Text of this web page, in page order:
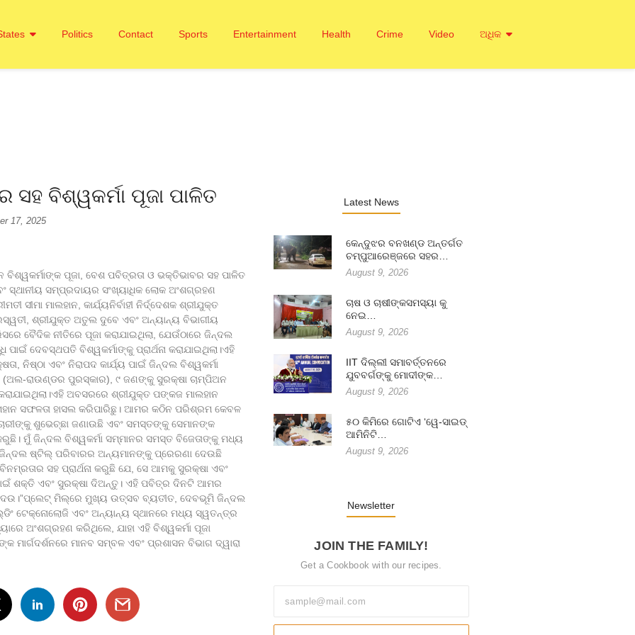
Politics Contact Sports Entertainment Health Crime Video ଅଧିକ
ବିଶ୍ୱକର୍ମା ପୂଜା ପାଳିତ
17, 2025
ପୂଜା, ବେଶ ପବିତ୍ରତା ଓ ଭକ୍ତିଭାବର ସହ ପାଳିତ
ସ୍ଥାନୀୟ ସମ୍ପ୍ରଦାୟର ସଂଖ୍ୟାଧିକ ଲୋକ ଅଂଶଗ୍ରହଣ
ମାଲହାନ, କାର୍ଯ୍ୟନିର୍ବାହୀ ନିର୍ଦ୍ଦେଶକ ଶ୍ରୀଯୁକ୍ତ
ଶ୍ରୀଯୁକ୍ତ ଅତୁଲ ଦୁବେ ଏବଂ ଅନ୍ୟାନ୍ୟ ବିଭାଗୀୟ
ବୈଦିକ ନୀତିରେ ପୂଜା କରାଯାଇଥିଲା, ଯେଉଁଠାରେ ଜିନ୍ଦଲ
ଦେବସ୍ଥପତି ବିଶ୍ୱକର୍ମାଙ୍କୁ ପ୍ରାର୍ଥନା କରାଯାଇଥିଲା।ଏହି
ନିଷ୍ଠା ଏବଂ ନିରାପଦ କାର୍ଯ୍ୟ ପାଇଁ ଜିନ୍ଦଲ ବିଶ୍ୱକର୍ମା
(ଅଲ-ରାଉଣ୍ଡର ପୁରସ୍କାର), ୯ ଜଣଙ୍କୁ ସୁରକ୍ଷା ଚାମ୍ପିଅନ
ଅବସରରେ ଶ୍ରୀଯୁକ୍ତ ପଙ୍କଜ ମାଲହାନ
ସଫଳତା ହାସଲ କରିପାରିଛୁ। ଆମର କଠିନ ପରିଶ୍ରମ କେବଳ
ଶୁଭେଚ୍ଛା ଜଣାଉଛି ଏବଂ ସମସ୍ତଙ୍କୁ ସେମାନଙ୍କ
ମୁଁ ଜିନ୍ଦଲ ବିଶ୍ୱକର୍ମା ସମ୍ମାନର ସମସ୍ତ ବିଜେତାଙ୍କୁ ମଧ୍ୟ
ଷ୍ଟିଲ୍ ପରିବାରର ଅନ୍ୟମାନଙ୍କୁ ପ୍ରେରଣା ଦେଉଛି
ସହ ପ୍ରାର୍ଥନା କରୁଛି ଯେ, ସେ ଆମକୁ ସୁରକ୍ଷା ଏବଂ
ଶକ୍ତି ଏବଂ ସୁରକ୍ଷା ଦିଅନ୍ତୁ। ଏହି ପବିତ୍ର ଦିନଟି ଆମର
ମିଲ୍‌ରେ ମୁଖ୍ୟ ଉତ୍ସବ ବ୍ୟତୀତ, ଦେବଭୂମି ଜିନ୍ଦଲ
ଟେକ୍ନୋଲୋଜି ଏବଂ ଅନ୍ୟାନ୍ୟ ସ୍ଥାନରେ ମଧ୍ୟ ସ୍ୱତନ୍ତ୍ର
ଅଂଶଗ୍ରହଣ କରିଥିଲେ, ଯାହା ଏହି ବିଶ୍ୱକର୍ମା ପୂଜା
ମାନବ ସମ୍ବଳ ଏବଂ ପ୍ରଶାସନ ବିଭାଗ ଦ୍ୱାରା
Latest News
କେନ୍ଦୁଝର ବନଖଣ୍ଡ ଅନ୍ତର୍ଗତ
ଚମ୍ପୁଆରେଞ୍ଜରେ ସହର…
August 9, 2026
ଚାଷ ଓ ଚାଷୀଙ୍କସମସ୍ୟା କୁ
ନେଇ…
August 9, 2026
IIT ଦିଲ୍ଲୀ ସମାବର୍ତ୍ତନରେ
ଯୁବବର୍ଗଙ୍କୁ ମୋଦୀଙ୍କ…
August 9, 2026
୫୦ କିମିରେ ଗୋଟିଏ ‘ୱେ-ସାଇଡ୍
ଆମିନିଟି…
August 9, 2026
Newsletter
JOIN THE FAMILY!
Get a Cookbook with our recipes.